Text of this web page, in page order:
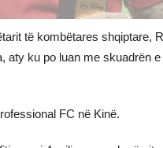
të kombëtares shqiptare,
ku po luan me skuadrën
FC në Kinë.